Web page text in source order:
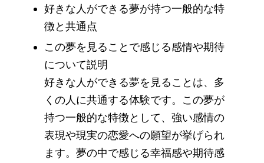
好きな人ができる夢が持つ一般的な特
徴と共通点
この夢を見ることで感じる感情や期待
について説明
好きな人ができる夢を見ることは、多
くの人に共通する体験です。この夢が
持つ一般的な特徴として、強い感情の
表現や現実の恋愛への願望が挙げられ
ます。夢の中で感じる幸福感や期待感